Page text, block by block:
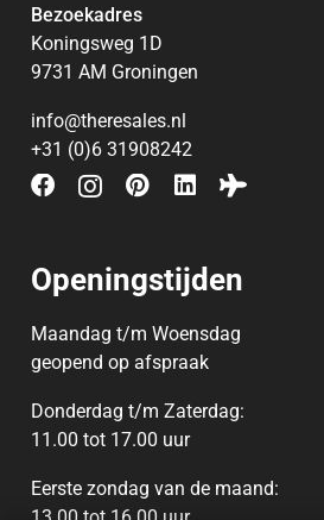
Bezoekadres
Koningsweg 1D
9731 AM Groningen
info@theresales.nl
+31 (0)6 31908242
Openingstijden
Maandag t/m Woensdag
geopend op afspraak
Donderdag t/m Zaterdag:
11.00 tot 17.00 uur
Eerste zondag van de maand: